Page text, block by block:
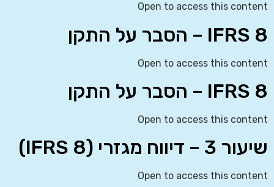
Open to access this content
IFRS 8 – הסבר על התקן
Open to access this content
IFRS 8 – הסבר על התקן
Open to access this content
שיעור 3 – דיווח מגזרי (IFRS 8)
Open to access this content